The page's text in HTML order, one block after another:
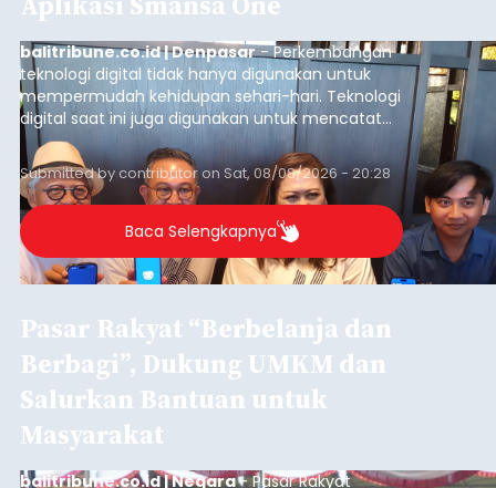
balitribune.co.id | Denpasar- Perkembangan
teknologi digital tidak hanya digunakan untuk
mempermudah kehidupan sehari-hari. Teknologi
digital saat ini juga digunakan untuk mencatat
dan mengelola data base alumni dari suatu
sekolah, salah satunya adalah alumni SMA 1
Denpasar.
Submitted bycontributoron Sat, 08/08/2026 - 20:28
Baca Selengkapnya
Pasar Rakyat “Berbelanja dan
Berbagi”, Dukung UMKM dan
Salurkan Bantuan untuk
Masyarakat
balitribune.co.id | Negara- Pasar Rakyat